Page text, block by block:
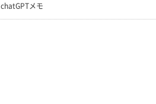
chatGPTメモ